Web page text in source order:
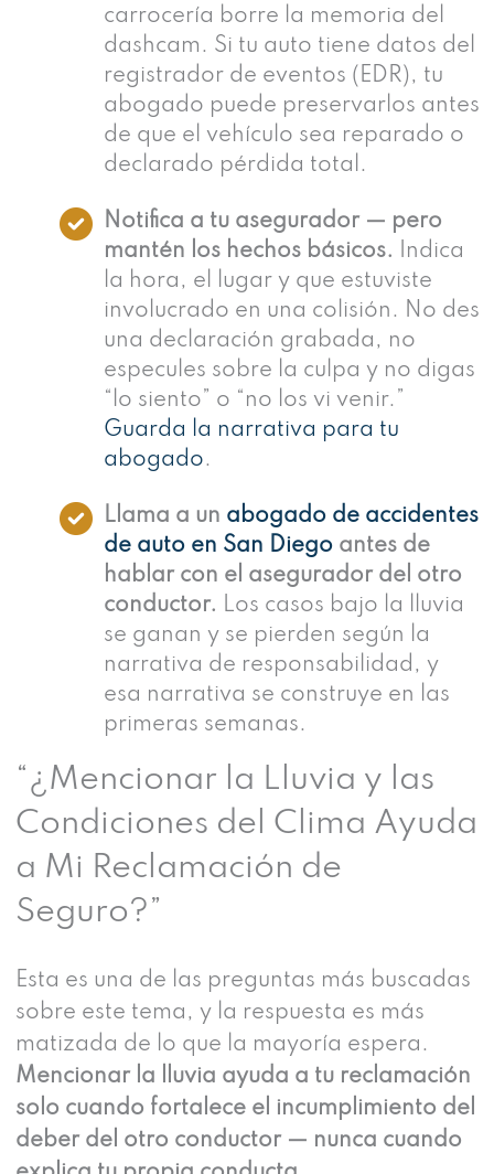
carrocería borre la memoria del
dashcam. Si tu auto tiene datos del
registrador de eventos (EDR), tu
abogado puede preservarlos antes
de que el vehículo sea reparado o
declarado pérdida total.
Notifica a tu asegurador — pero
mantén los hechos básicos. Indica
la hora, el lugar y que estuviste
involucrado en una colisión. No des
una declaración grabada, no
especules sobre la culpa y no digas
“lo siento” o “no los vi venir.”
Guarda la narrativa para tu
abogado.
Llama a un abogado de accidentes
de auto en San Diegoantes de
hablar con el asegurador del otro
conductor. Los casos bajo la lluvia
se ganan y se pierden según la
narrativa de responsabilidad, y
esa narrativa se construye en las
primeras semanas.
“¿Mencionar la Lluvia y las
Condiciones del Clima Ayuda
a Mi Reclamación de
Seguro?”
Esta es una de las preguntas más buscadas
sobre este tema, y la respuesta es más
matizada de lo que la mayoría espera.
Mencionar la lluvia ayuda a tu reclamación
solo cuando fortalece el incumplimiento del
deber del otro conductor — nunca cuando